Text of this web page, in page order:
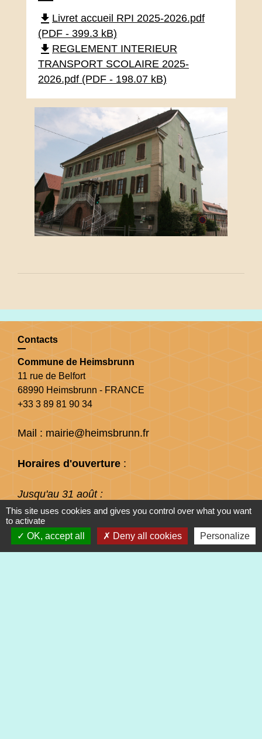
file_download Livret accueil RPI 2025-2026.pdf
(PDF - 399.3 kB)
file_download REGLEMENT INTERIEUR
TRANSPORT SCOLAIRE 2025-
2026.pdf (PDF - 198.07 kB)
Contacts
Commune de Heimsbrunn
11 rue de Belfort
68990 Heimsbrunn - FRANCE
+33 3 89 81 90 34
Mail : mairie@heimsbrunn.fr
Horaires d'ouverture :
Jusqu'au 31 août :
Lundi : 8h à 15h
Mardi : 8h à 15h
Mercredi : 8h à 15h
Jeudi : 8h à 15h
This site uses cookies and gives you control over what you want
to activate
OK, accept all
Deny all cookies Personalize